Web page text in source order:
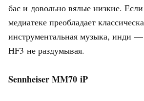
бас и довольно вялые низкие.
медиатеке преобладает
инструментальная музыка, инди —
HF3 не раздумывая.
Sennheiser MM70 iP